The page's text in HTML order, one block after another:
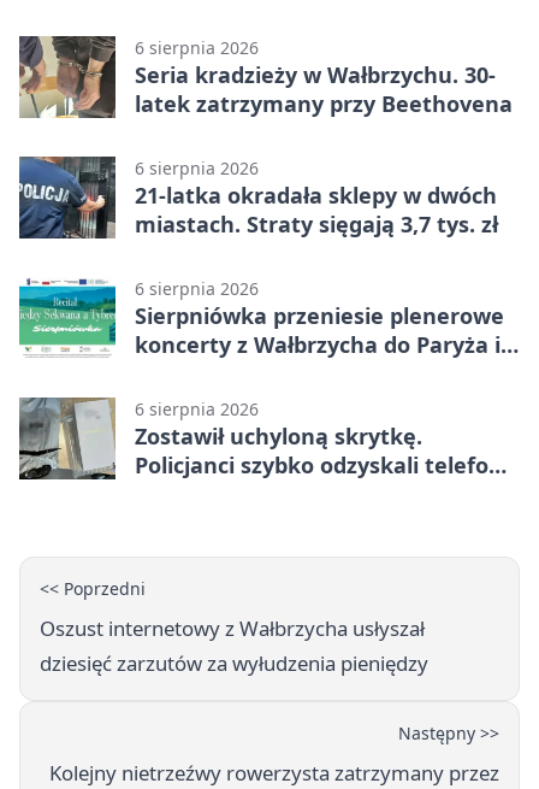
6 sierpnia 2026
Seria kradzieży w Wałbrzychu. 30-
latek zatrzymany przy Beethovena
6 sierpnia 2026
21-latka okradała sklepy w dwóch
miastach. Straty sięgają 3,7 tys. zł
6 sierpnia 2026
Sierpniówka przeniesie plenerowe
koncerty z Wałbrzycha do Paryża i
6 sierpnia 2026
Zostawił uchyloną skrytkę.
Policjanci szybko odzyskali telefon
<< Poprzedni
Oszust internetowy z Wałbrzycha usłyszał
dziesięć zarzutów za wyłudzenia pieniędzy
Następny >>
Kolejny nietrzeźwy rowerzysta zatrzymany przez